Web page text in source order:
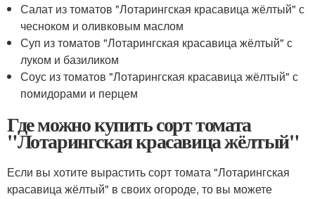
Салат из томатов "Лотарингская красавица жёлтый" с
чесноком и оливковым маслом
Суп из томатов "Лотарингская красавица жёлтый" с
луком и базиликом
Соус из томатов "Лотарингская красавица жёлтый" с
помидорами и перцем
Где можно купить сорт томата
"Лотарингская красавица жёлтый"
Если вы хотите вырастить сорт томата "Лотарингская
красавица жёлтый" в своих огороде, то вы можете